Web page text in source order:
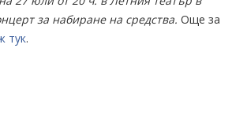
за набиране на средства. Още за
тук.